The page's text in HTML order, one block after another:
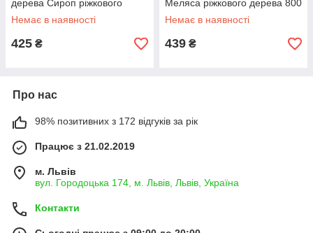
дерева Сироп ріжкового
дерева Патока кероба, 800 г
— Bakra
Немає в наявності
425 ₴
Меляса ріжкового дерева 800
г Bakra
Немає в наявності
439 ₴
Про нас
98% позитивних з 172 відгуків за рік
Працює з 21.02.2019
м. Львів
вул. Городоцька 174, м. Львів, Львів, Україна
Контакти